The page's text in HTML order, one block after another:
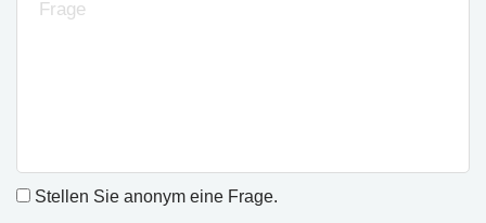
Stellen Sie anonym eine Frage.